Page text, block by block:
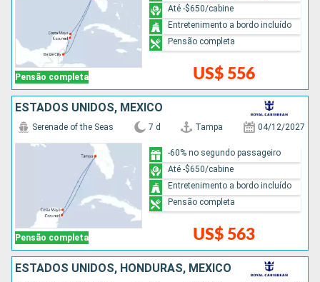
Pensão completa US$ 556
Até -$650/cabine
Entretenimento a bordo incluído
Pensão completa
ESTADOS UNIDOS, MÉXICO
Pensão completa
Serenade of the Seas 7 d Tampa 04/12/2027
US$ 563
-60% no segundo passageiro
Até -$650/cabine
Entretenimento a bordo incluído
Pensão completa
ESTADOS UNIDOS, HONDURAS, MÉXICO